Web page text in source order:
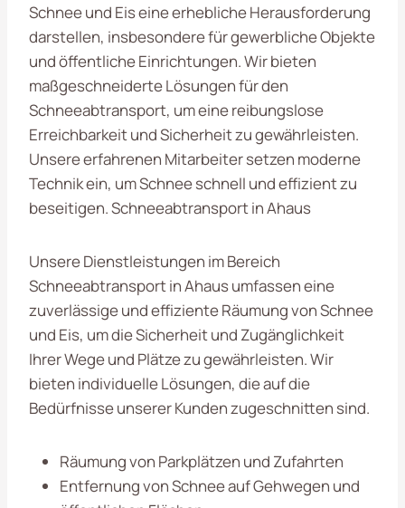
Schnee und Eis eine erhebliche Herausforderung
darstellen, insbesondere für gewerbliche Objekte
und öffentliche Einrichtungen. Wir bieten
maßgeschneiderte Lösungen für den
Schneeabtransport, um eine reibungslose
Erreichbarkeit und Sicherheit zu gewährleisten.
Unsere erfahrenen Mitarbeiter setzen moderne
Technik ein, um Schnee schnell und effizient zu
beseitigen. Schneeabtransport in Ahaus
Unsere Dienstleistungen im Bereich
Schneeabtransport in Ahaus umfassen eine
zuverlässige und effiziente Räumung von Schnee
und Eis, um die Sicherheit und Zugänglichkeit
Ihrer Wege und Plätze zu gewährleisten. Wir
bieten individuelle Lösungen, die auf die
Bedürfnisse unserer Kunden zugeschnitten sind.
Räumung von Parkplätzen und Zufahrten
Entfernung von Schnee auf Gehwegen und